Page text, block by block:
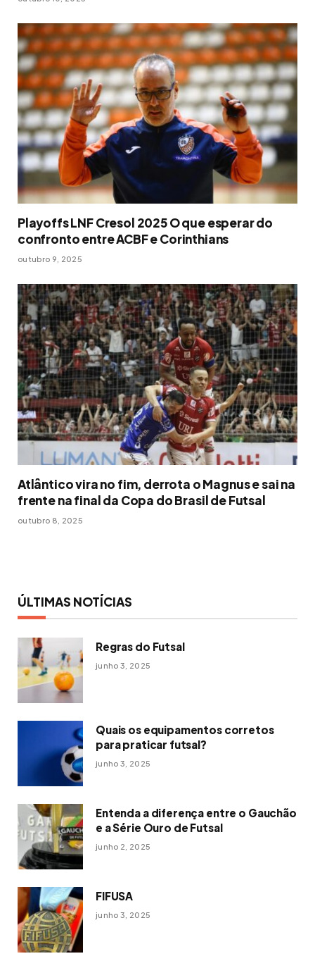
Playoffs LNF Cresol 2025 O que esperar do
confronto entre ACBF e Corinthians
outubro 9, 2025
Atlântico vira no fim, derrota o Magnus e sai na
frente na final da Copa do Brasil de Futsal
outubro 8, 2025
ÚLTIMAS NOTÍCIAS
Regras do Futsal
junho 3, 2025
Quais os equipamentos corretos
para praticar futsal?
junho 3, 2025
Entenda a diferença entre o Gauchão
e a Série Ouro de Futsal
junho 2, 2025
FIFUSA
junho 3, 2025